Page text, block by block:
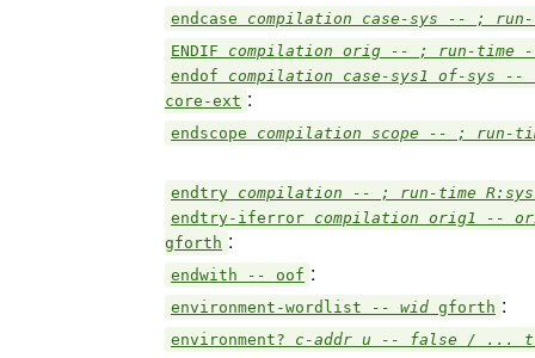
endcase compilation case-sys -- ;
ENDIF compilation orig -- ; run-time
endof compilation case-sys1 of-sys
core-ext :
endscope compilation scope -- ; run-
endtry compilation -- ; run-time
endtry-iferror compilation orig1 --
gforth :
endwith -- oof :
environment-wordlist -- wid gforth :
environment? c-addr u -- false / ...